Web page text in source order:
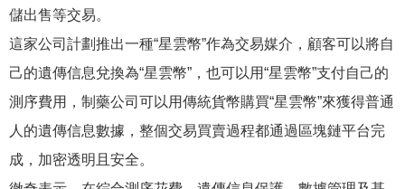
儲出售等交易。
這家公司計劃推出一種“星雲幣”作為交易媒介，顧客可以將自
己的遺傳信息兌換為“星雲幣”，也可以用“星雲幣”支付自己的
測序費用，制藥公司可以用傳統貨幣購買“星雲幣”來獲得普通
人的遺傳信息數據，整個交易買賣過程都通過區塊鏈平台完
成，加密透明且安全。